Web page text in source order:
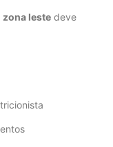
zona leste deve